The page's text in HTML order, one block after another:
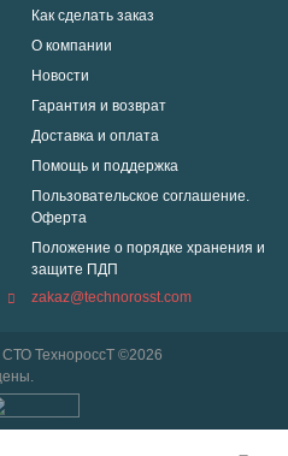
Как сделать заказ
О компании
Новости
Гарантия и возврат
Доставка и оплата
Помощь и поддержка
Пользовательское соглашение.
Оферта
Положение о порядке хранения и
защите ПДП
zakaz@technorosst.com
ТехнороссТ ©2026